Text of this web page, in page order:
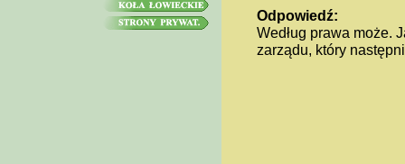
Odpowiedź:
Według prawa może.
zarządu, który